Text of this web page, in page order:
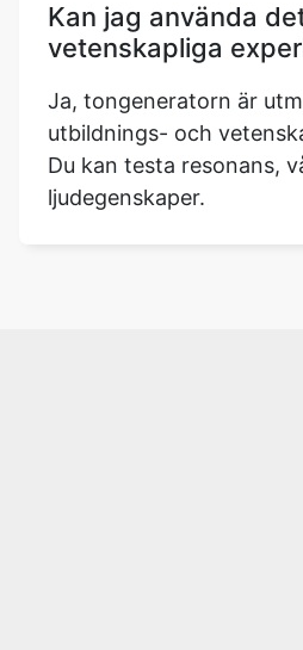
Kan jag använda
vetenskapliga
Ja, tongeneratorn är
utbildnings- och
Du kan testa resonans,
ljudegenskaper.